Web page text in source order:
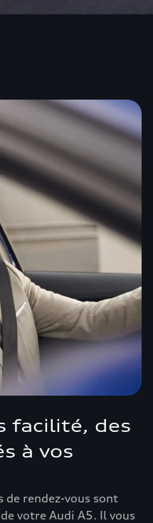
facilité, des
à vos
de rendez-vous sont
votre Audi A5. Il vous